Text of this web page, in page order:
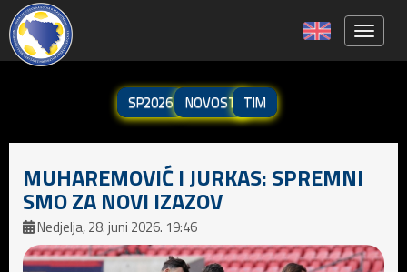
SP2026 NOVOSTI TIM
MUHAREMOVIĆ I JURKAS: SPREMNI
SMO ZA NOVI IZAZOV
Nedjelja, 28. juni 2026. 19:46